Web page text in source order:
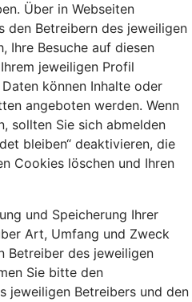
Über in Webseiten
den Betreibern des jeweiligen
Ihre Besuche auf diesen
jeweiligen Profil
können Inhalte oder
angeboten werden. Wenn
sollten Sie sich abmelden
bleiben“ deaktivieren, die
Cookies löschen und Ihren
und Speicherung Ihrer
Art, Umfang und Zweck
Betreiber des jeweiligen
Sie bitte den
jeweiligen Betreibers und den